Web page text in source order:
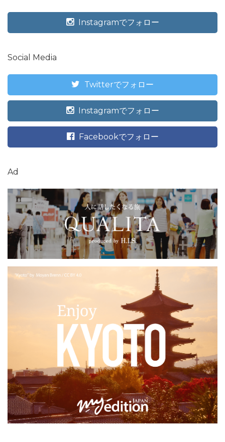
Instagramでフォロー
Social Media
Twitterでフォロー
Instagramでフォロー
Facebookでフォロー
Ad